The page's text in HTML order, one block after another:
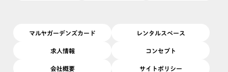
マルヤガーデンズカード レンタルスペース
求人情報 コンセプト
会社概要 サイトポリシー